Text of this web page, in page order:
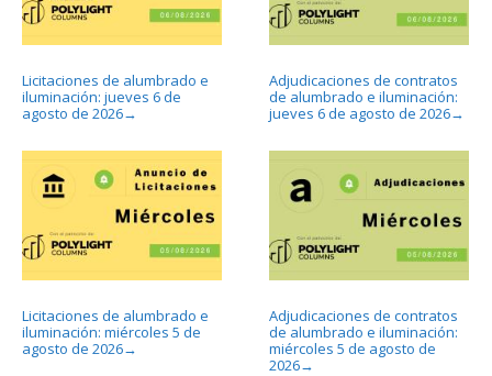
Licitaciones de alumbrado e
iluminación: jueves 6 de
agosto de 2026→
Adjudicaciones de contratos
de alumbrado e iluminación:
jueves 6 de agosto de 2026→
Licitaciones de alumbrado e
iluminación: miércoles 5 de
agosto de 2026→
Adjudicaciones de contratos
de alumbrado e iluminación:
miércoles 5 de agosto de
2026→